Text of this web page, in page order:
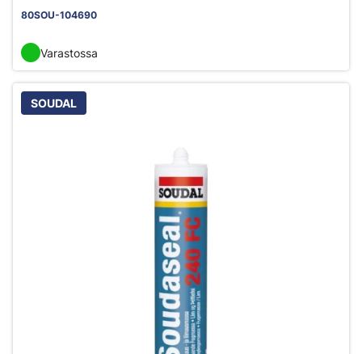
80SOU-104690
Varastossa
SOUDAL